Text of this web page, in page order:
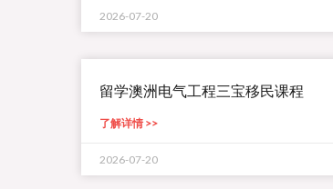
2026-07-20
留学澳洲电气工程三宝移民课程
了解详情 >>
2026-07-20